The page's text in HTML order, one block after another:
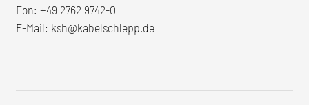
Fon: +49 2762 9742-0
E-Mail: ksh@kabelschlepp.de